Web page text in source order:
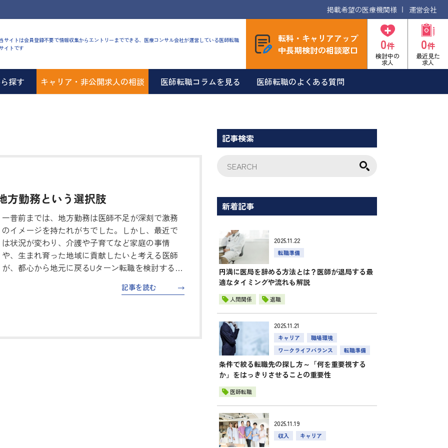
掲載希望の医療機関様 運営会社
サイトは会員登録不要で情報収集からエントリーまでできる、医療コンサル会社が運営している医師転職
イトです
転科・キャリアアップ
中長期検討の相談窓口
0件
検討中の
求人
0件
最近見た
求人
探す キャリア・非公開求人の相談 医師転職コラムを見る 医師転職のよくある質問
方勤務という選択肢
一昔前までは、地方勤務は医師不足が深刻で激務
のイメージを持たれがちでした。しかし、最近で
は状況が変わり、介護や子育てなど家庭の事情
や、生まれ育った地域に貢献したいと考える医師
が、都心から地元に戻るUターン転職を検討するケ
献や生活のしやすさを考え、都心から地…
記事を読む
記事検索
新着記事
2025.11.22
転職準備
円満に医局を辞める方法とは？医師が退局する最
適なタイミングや流れも解説
人間関係 退職
2025.11.21
キャリア
職場環境
ワークライフバランス
転職準備
条件で絞る転職先の探し方～「何を重要視する
か」をはっきりさせることの重要性
医師転職
2025.11.19
収入 キャリア